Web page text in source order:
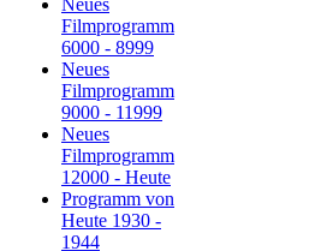
Filmprogramm
6000 - 8999
Neues
Filmprogramm
9000 - 11999
Neues
Filmprogramm
12000 - Heute
Programm von
Heute 1930 -
1944